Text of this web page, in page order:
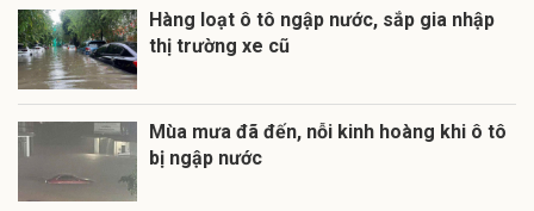
Hàng loạt ô tô ngập nước, sắp gia nhập
thị trường xe cũ
Mùa mưa đã đến, nỗi kinh hoàng khi ô tô
bị ngập nước